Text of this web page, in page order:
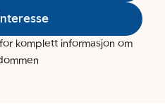
komplett informasjon om